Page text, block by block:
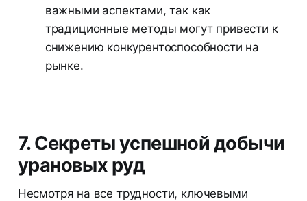
важными аспектами, так как
традиционные методы могут привести к
снижению конкурентоспособности на
рынке.
7. Секреты успешной добычи
урановых руд
Несмотря на все трудности, ключевыми